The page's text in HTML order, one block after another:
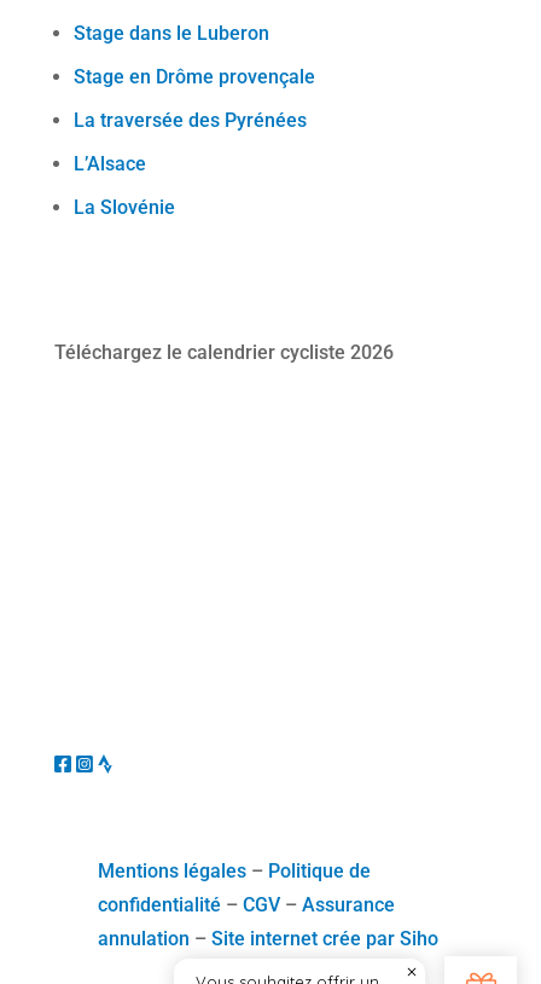
Stage dans le Luberon
Stage en Drôme provençale
La traversée des Pyrénées
L’Alsace
La Slovénie
Téléchargez le calendrier cycliste 2026
Mentions légales– Politique de
confidentialité – CGV– Assurance
annulation – Site internet crée par Siho